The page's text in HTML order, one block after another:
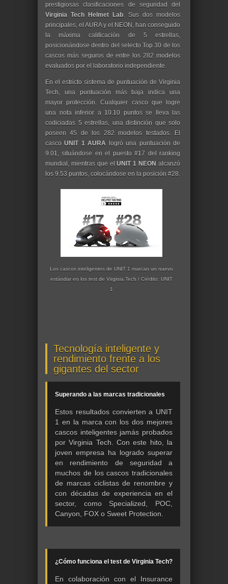
prestigiosas clasificaciones de seguridad del
Virginia Tech Helmet Lab . Sus dos modelos
principales, el AURA y el NEON, han conseguido
la máxima calificación de 5 estrellas,
posicionándose dentro del selecto Top 30 de los
cascos más seguros de entre los 282 modelos
evaluados por el laboratorio independiente.
En el estricto sistema de puntuación de Virginia
Tech, una puntuación más baja indica una
mayor protección. Cualquier casco que logre
una nota inferior a 10.10 puntos se lleva las
codiciadas 5 estrellas, una distinción que solo
poseen 45 de los 282 modelos testados. El
cascoUNIT 1 AURA logró una puntuación de
9.01, situándose en el puesto #17 del ranking
mundial, mientras que elUNIT 1 NEON alcanzó
los 9.53 puntos, colocándose en la posición #28.
Los cascos inteligentes de UNIT 1 marcan un nuevo
estándar en los test de Virginia Tech / Crédito: UNIT
1
Tecnología inteligente y
rendimiento frente a los
gigantes del sector
Superando a las marcas tradicionales
Estos resultados convierten a UNIT
1 en la marca con los dos mejores
cascos inteligentes jamás probados
por Virginia Tech. Con este hito, la
joven empresa ha logrado superar
en rendimiento de seguridad a
muchos de los cascos tradicionales
de marcas ciclistas de renombre y
con décadas de experiencia en el
sector, como Specialized, POC,
Canyon, FOX o Sweet Protection.
¿Cómo funciona el test de Virginia Tech?
En colaboración con el Insurance